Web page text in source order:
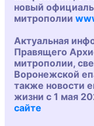
новый
митрополии
Актуальная
Правящего
митрополии,
Воронежской
также новости
жизни с 1 мая
сайте